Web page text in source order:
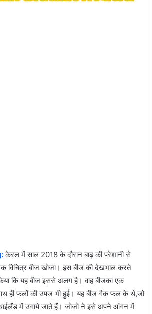
केरल में साल 2018 के दौरान बाढ़ की परेशानी से
विचित्र बीज खोजा। इस बीज की देखभाल करते
कि यह बीज इससे अलग है। वाह बीजका एक
ही फलों की उपज भी हुई। यह बीज गैक फल के थे,जो
थाईलैंड में उगाये जाते हैं। जोजो ने इसे अपने आंगन में